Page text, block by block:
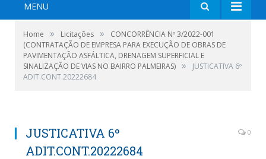
MENU
Home » Licitações »
CONCORRÊNCIA Nº 3/2022-001
(CONTRATAÇÃO DE EMPRESA PARA EXECUÇÃO DE OBRAS DE
PAVIMENTAÇÃO ASFÁLTICA, DRENAGEM SUPERFICIAL E
SINALIZAÇÃO DE VIAS NO BAIRRO PALMEIRAS) »
JUSTICATIVA 6º
ADIT.CONT.20222684
JUSTICATIVA 6º
ADIT.CONT.20222684
0